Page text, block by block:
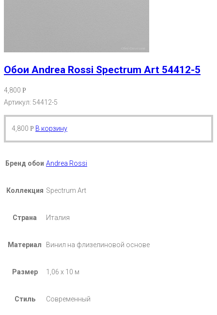
Обои Andrea Rossi Spectrum Art 54412-5
4,800 Р
Артикул: 54412-5
4,800 Р В корзину
Бренд обои Andrea Rossi
Коллекция Spectrum Art
Страна Италия
Материал Винил на флизелиновой основе
Размер 1,06 х 10 м
Стиль Современный